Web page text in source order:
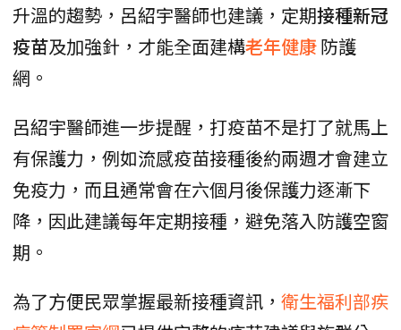
升溫的趨勢，呂紹宇醫師也建議，定期接種新冠
疫苗及加強針，才能全面建構老年健康防護
網。
呂紹宇醫師進一步提醒，打疫苗不是打了就馬上
有保護力，例如流感疫苗接種後約兩週才會建立
免疫力，而且通常會在六個月後保護力逐漸下
降，因此建議每年定期接種，避免落入防護空窗
期。
為了方便民眾掌握最新接種資訊， 衛生福利部疾